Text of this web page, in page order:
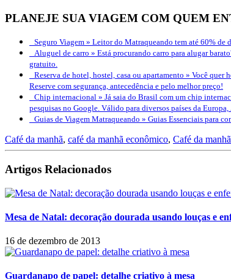
PLANEJE SUA VIAGEM COM QUEM
Seguro Viagem » Leitor do Matraqueando tem até 60% de
Aluguel de carro » Está procurando carro para alugar
gratuito.
Reserva de hotel, hostel, casa ou apartamento » Você quer
Reserve com segurança, antecedência e pelo melhor preço!
Chip internacional » Já saia do Brasil com um chip
pesquisas no Google. Válido para diversos países da Europa,
Guias de Viagem Matraqueando » Guias Essenciais para
Café da manhã, café da manhã econômico, Café da
Artigos Relacionados
Mesa de Natal: decoração dourada usando louças e
16 de dezembro de 2013
Guardanapo de papel: detalhe criativo à mesa